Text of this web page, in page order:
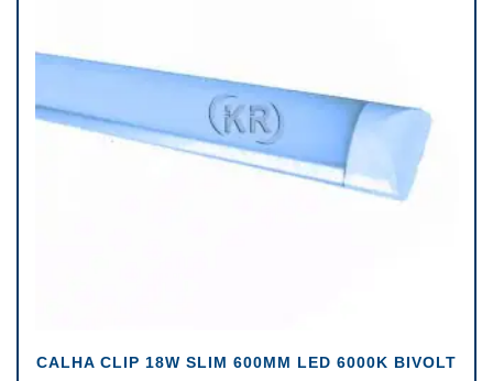
CALHA CLIP 18W SLIM 600MM LED 6000K BIVOLT